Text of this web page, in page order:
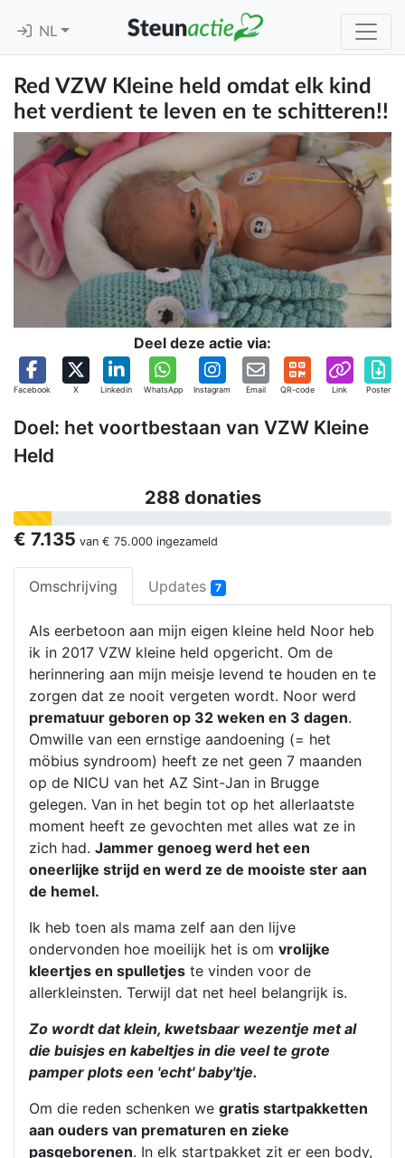
NL
Red VZW Kleine held omdat elk kind
het verdient te leven en te schitteren!!
Deel deze actie via:
Facebook X Linkedin WhatsApp Instagram Email QR-code Link Poster
Doel: het voortbestaan van VZW Kleine
Held
288 donaties
€ 7.135 van € 75.000 ingezameld
Omschrijving Updates 7
Als eerbetoon aan mijn eigen kleine held Noor heb
ik in 2017 VZW kleine held opgericht. Om de
herinnering aan mijn meisje levend te houden en te
zorgen dat ze nooit vergeten wordt. Noor werd
prematuur geboren op 32 weken en 3 dagen.
Omwille van een ernstige aandoening (= het
möbius syndroom) heeft ze net geen 7 maanden
op de NICU van het AZ Sint-Jan in Brugge
gelegen. Van in het begin tot op het allerlaatste
moment heeft ze gevochten met alles wat ze in
zich had. Jammer genoeg werd het een
oneerlijke strijd en werd ze de mooiste ster aan
de hemel.
Ik heb toen als mama zelf aan den lijve
ondervonden hoe moeilijk het is om vrolijke
kleertjes en spulletjes te vinden voor de
allerkleinsten. Terwijl dat net heel belangrijk is.
Zo wordt dat klein, kwetsbaar wezentje met al
die buisjes en kabeltjes in die veel te grote
pamper plots een 'echt' baby'tje.
Om die reden schenken we gratis startpakketten
aan ouders van prematuren en zieke
pasgeborenen. In elk startpakket zit er een body,